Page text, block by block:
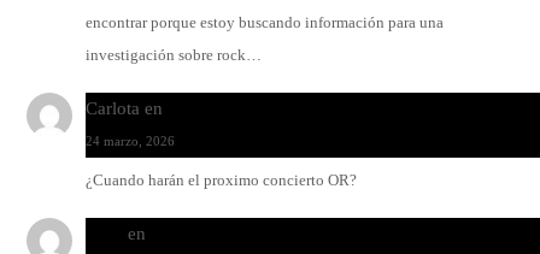
encontrar porque estoy buscando información para una
investigación sobre rock…
Carlota en
24 marzo, 2026
¿Cuando harán el proximo concierto OR?
en